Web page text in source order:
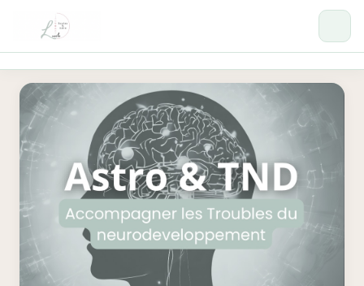
Se connecter →